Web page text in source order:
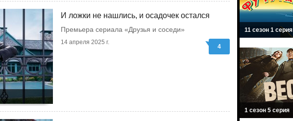
И ложки не нашлись, и осадочек остался
Премьера сериала «Друзья и соседи»
14 апреля 2025 г.
4
11 сезон 1 серия
1 сезон 5 серия